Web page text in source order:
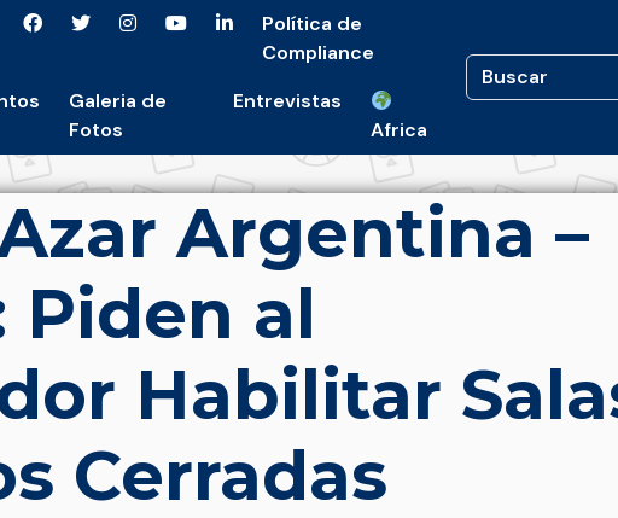
Política de
Compliance
Galeria de
Fotos
Entrevistas
Africa
Argentina –
Piden al
Habilitar
Cerradas